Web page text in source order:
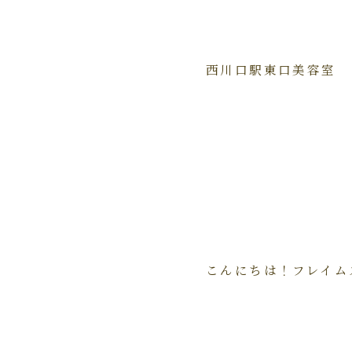
西川口駅東口美容室
こんにちは！フレイ